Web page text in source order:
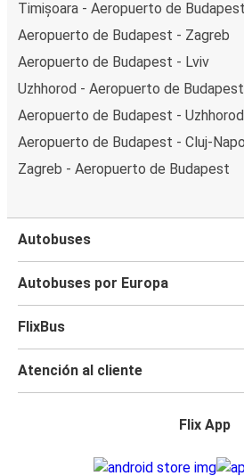
Timișoara - Aeropuerto de Budapest
Aeropuerto de Budapest - Zagreb
Aeropuerto de Budapest - Lviv
Uzhhorod - Aeropuerto de Budapest
Aeropuerto de Budapest - Uzhhorod
Aeropuerto de Budapest - Cluj-
Zagreb - Aeropuerto de Budapest
Autobuses
Autobuses por Europa
FlixBus
Atención al cliente
Flix App